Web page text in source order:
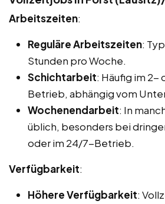
Arbeitszeiten:
Reguläre Arbeitszeiten:
Stunden pro Woche.
Schichtarbeit: Häufig im
Betrieb, abhängig vom
Wochenendarbeit: In
üblich, besonders bei
oder im 24/7-Betrieb.
Verfügbarkeit:
Höhere Verfügbarkeit: